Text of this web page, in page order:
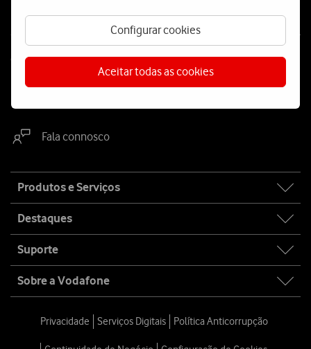
Configurar cookies
Aceitar todas as cookies
Contacta-nos
WhatsApp Webchat
Fala connosco
map
Produtos e Serviços
Destaques
Suporte
Sobre a Vodafone
Privacidade Serviços Digitais Política Anticorrupção